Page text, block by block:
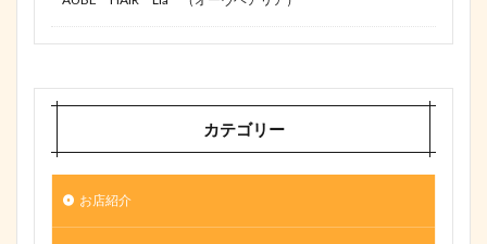
カテゴリー
お店紹介